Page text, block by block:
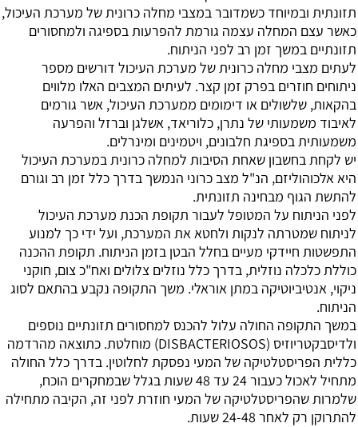
תזונתית ובמיוחד כשמדובר במצבי מחלה כרונית של מערכת העיכול,
כאשר עצם המחלה עצמה גורמת להפרעות בספיגה ולמחסורים
תזונתיים במשך זמן רב לפני הניתוח.
לעתים מצבי מחלה כרונית של מערכת העיכול דורשים מספר
ניתוחים חוזרים בפרק זמן קצר. לעיתים המצבים האלו מלווים
בהקאות, שלשולים או דימומים ממערכת העיכול, אשר גורמים
לאיבוד משמעותי של נתרן, כלוריאד, אשלגן וברזל והפרעה
משמעותית בספיגת חלבונים, ויטמינים ומינרלים.
יש לקחת בחשבון שאחת הסיבות למחלה כרונית במערכת העיכול
היא אלכוהוליזם, הנ"ל מצב כרוני הנמשך בדרך כלל זמן רב וגורם
להתשת הגוף מבחינה תזונתית.
לפני הניתוח על המטופל לעבור תקופת הכנת מערכת העיכול
לניתוח שמטרתה לנקות ולחטא את המערכת, ועל ידי כך למנוע
התפשטות חיידקי מעיים בחלל הבטן בזמן הניתוח. תקופת ההכנה
כוללת כלכלה נוזלית, בדרך כלל נוזלים צלולים ואח"כ צום, חוקני
ניקוי, אנטיביוטיקה במתן אוראלי. משך התקופה נקבע בהתאם לסוג
הניתוח.
במשך התקופה החולה עלול להכנס למחסורים תזונתיים נוספים
ולדיסבקטריוזיס (DISBACTERIOSOS) מוחלטת. כתוצאה מהרדמה
כללית הפריסטלטיקה של המעי נפסקת לחלוטין. בדרך כלל החולה
מתחיל לאכול כעבור 24 עד 48 שעות בגלל שבמחקרים הוכח,
שלמרות שהפריסטלטיקה של המעי חוזרת לפני זה, הקיבה מתחילה
להתרוקן רק לאחר 24-48 שעות.